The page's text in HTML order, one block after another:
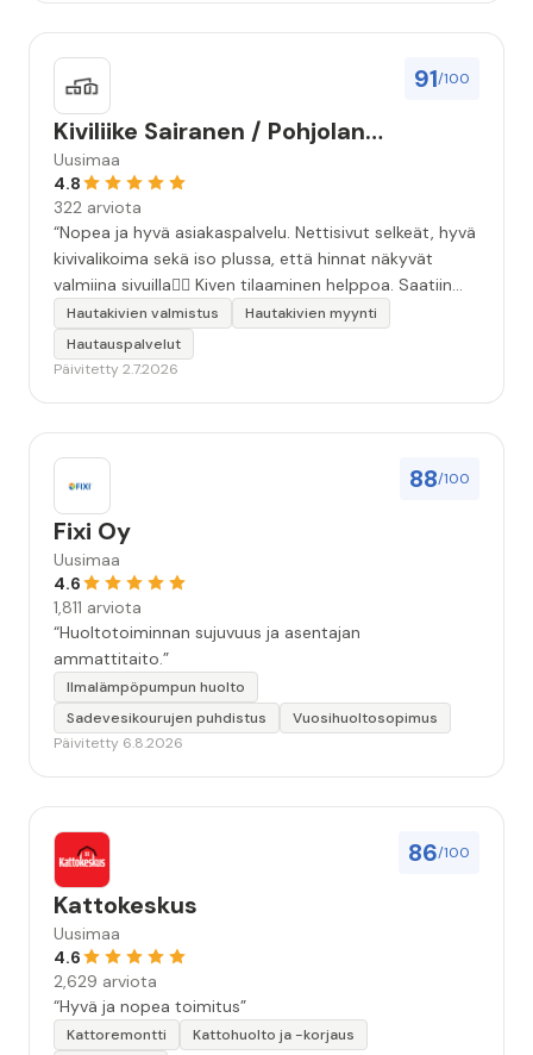
91/100
Kiviliike Sairanen / Pohjolan
Muistokivi
Uusimaa
4.8
322 arviota
“Nopea ja hyvä asiakaspalvelu. Nettisivut selkeät, hyvä
kivivalikoima sekä iso plussa, että hinnat näkyvät
valmiina sivuilla👍🏻 Kiven tilaaminen helppoa. Saatiin
äidille kaunis, ammattitaidolla tehty kivi❤️ Kiitos!”
Hautakivien valmistus
Hautakivien myynti
Hautauspalvelut
Päivitetty 2.7.2026
88/100
Fixi Oy
Uusimaa
4.6
1,811 arviota
“Huoltotoiminnan sujuvuus ja asentajan
ammattitaito.”
Ilmalämpöpumpun huolto
Sadevesikourujen puhdistus
Vuosihuoltosopimus
Päivitetty 6.8.2026
86/100
Kattokeskus
Uusimaa
4.6
2,629 arviota
“Hyvä ja nopea toimitus”
Kattoremontti
Kattohuolto ja -korjaus